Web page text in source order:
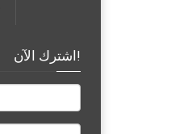
اشترك الآن!